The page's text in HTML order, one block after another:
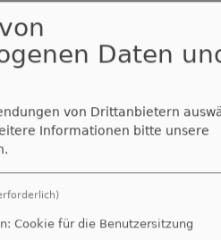
Antwort auf Ihre
erhalten, haben Sie
die Schlichtungsstelle
zuständige Stelle des
zu wenden.Weitere
finden
bgg.de
Daten
von Drittanbietern
Informationen bitte unsere
Cookie für die Benutzersitzung